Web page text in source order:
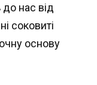
нас від
соковиті
основу